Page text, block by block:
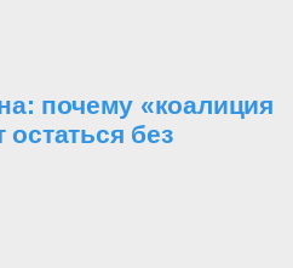
почему «коалиция
без